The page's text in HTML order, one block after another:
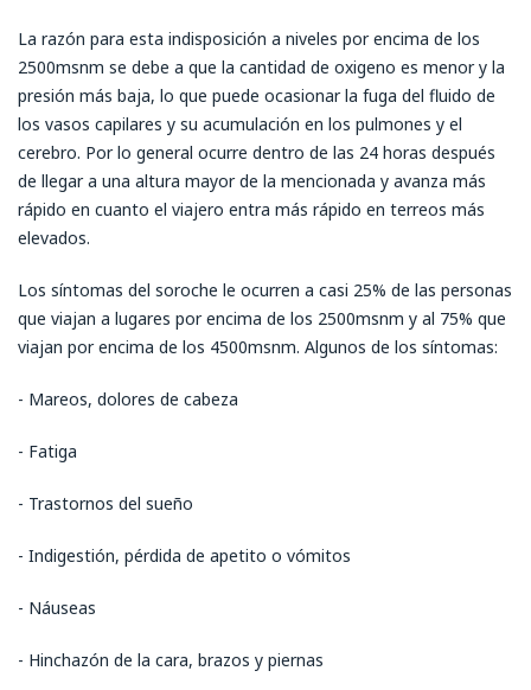
La razón para esta indisposición a niveles por encima de los
2500msnm se debe a que la cantidad de oxigeno es menor y la
presión más baja, lo que puede ocasionar la fuga del fluido de
los vasos capilares y su acumulación en los pulmones y el
cerebro. Por lo general ocurre dentro de las 24 horas después
de llegar a una altura mayor de la mencionada y avanza más
rápido en cuanto el viajero entra más rápido en terreos más
elevados.
Los síntomas del soroche le ocurren a casi 25% de las personas
que viajan a lugares por encima de los 2500msnm y al 75% que
viajan por encima de los 4500msnm. Algunos de los síntomas:
- Mareos, dolores de cabeza
- Fatiga
- Trastornos del sueño
- Indigestión, pérdida de apetito o vómitos
- Náuseas
- Hinchazón de la cara, brazos y piernas